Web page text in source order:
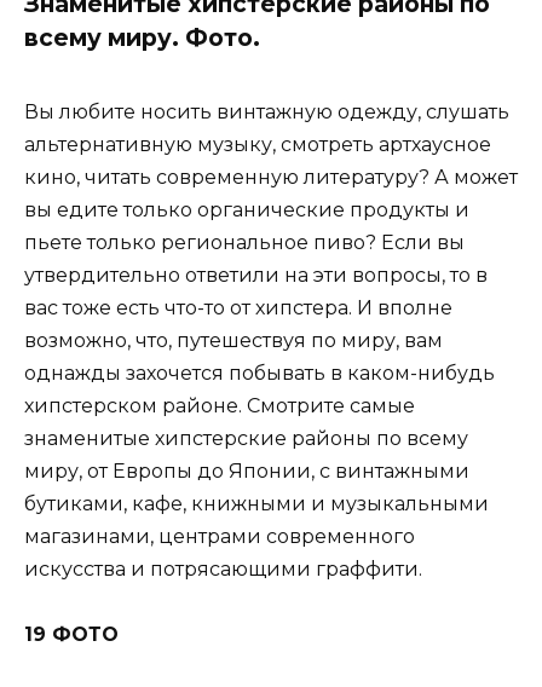
всему миру. Фото.
Вы любите носить винтажную одежду, слушать
альтернативную музыку, смотреть артхаусное
кино, читать современную литературу? А может
вы едите только органические продукты и
пьете только региональное пиво? Если вы
утвердительно ответили на эти вопросы, то в
вас тоже есть что-то от хипстера. И вполне
возможно, что, путешествуя по миру, вам
однажды захочется побывать в каком-нибудь
хипстерском районе. Смотрите самые
знаменитые хипстерские районы по всему
миру, от Европы до Японии, с винтажными
бутиками, кафе, книжными и музыкальными
магазинами, центрами современного
искусства и потрясающими граффити.
19 ФОТО